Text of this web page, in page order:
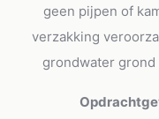
geen pijpen of
verzakking
grondwater